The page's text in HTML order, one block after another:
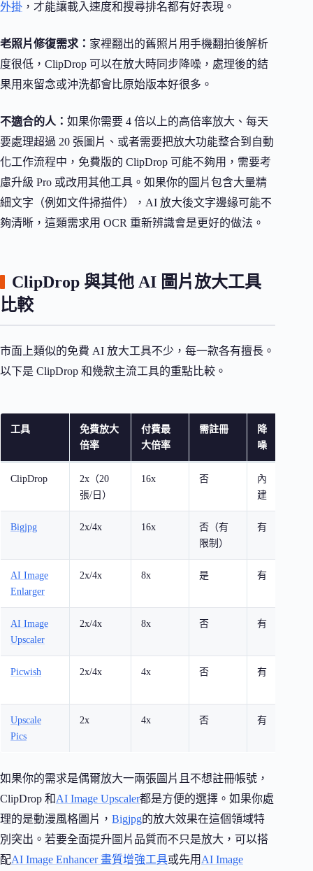
外掛 ，才能讓載入速度和搜尋排名都有好表現。
老照片修復需求： 家裡翻出的舊照片用手機翻拍後解析
度很低，ClipDrop 可以在放大時同步降噪，處理後的結
果用來留念或沖洗都會比原始版本好很多。
不適合的人： 如果你需要 4 倍以上的高倍率放大、每天
要處理超過 20 張圖片、或者需要把放大功能整合到自動
化工作流程中，免費版的 ClipDrop 可能不夠用，需要考
慮升級 Pro 或改用其他工具。如果你的圖片包含大量精
細文字（例如文件掃描件），AI 放大後文字邊緣可能不
夠清晰，這類需求用 OCR 重新辨識會是更好的做法。
ClipDrop 與其他 AI 圖片放大工具
比較
市面上類似的免費 AI 放大工具不少，每一款各有擅長。
以下是 ClipDrop 和幾款主流工具的重點比較。
工具
免費放大
倍率
付費最
大倍率
需註冊
降
噪
ClipDrop
2x（20
張/日）
16x 否
內
建
Bigjpg 2x/4x 16x
否（有
限制）
有
AI Image
Enlarger
2x/4x 8x 是 有
AI Image
Upscaler
2x/4x 8x 否 有
Picwish 2x/4x 4x 否 有
Upscale
Pics
2x 4x 否 有
如果你的需求是偶爾放大一兩張圖片且不想註冊帳號，
ClipDrop 和AI Image Upscaler都是方便的選擇。如果你處
理的是動漫風格圖片， Bigjpg的放大效果在這個領域特
別突出。若要全面提升圖片品質而不只是放大，可以搭
配AI Image Enhancer 畫質增強工具或先用 AI Image